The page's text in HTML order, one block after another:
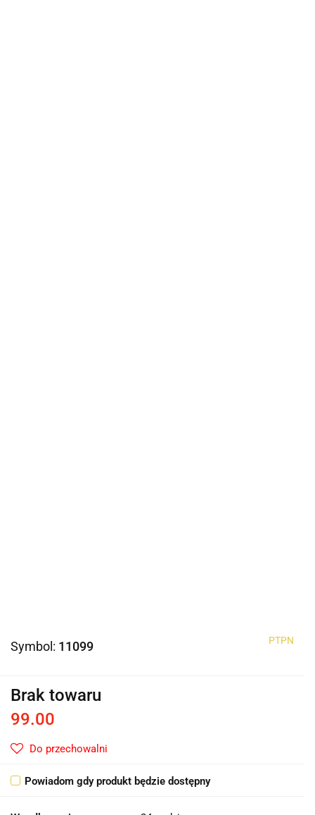
Symbol: 11099 PTPN
Brak towaru
99.00
Do przechowalni
Powiadom gdy produkt będzie dostępny